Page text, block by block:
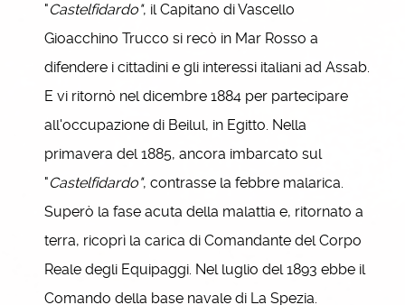
"Castelfidardo", il Capitano di Vascello
Gioacchino Trucco si recò in Mar Rosso a
difendere i cittadini e gli interessi italiani ad Assab.
E vi ritornò nel dicembre 1884 per partecipare
all'occupazione di Beilul, in Egitto. Nella
primavera del 1885, ancora imbarcato sul
"Castelfidardo", contrasse la febbre malarica.
Superò la fase acuta della malattia e, ritornato a
terra, ricoprì la carica di Comandante del Corpo
Reale degli Equipaggi. Nel luglio del 1893 ebbe il
Comando della base navale di La Spezia.